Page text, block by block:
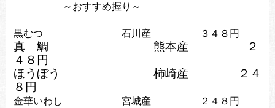
～おすすめ握り～
黒むつ 石川産 ３４８円
真 鯛 熊本産 ２
４８円
ほうぼう 柿崎産 ２４
８円
金華いわし 宮城産 ２４８円